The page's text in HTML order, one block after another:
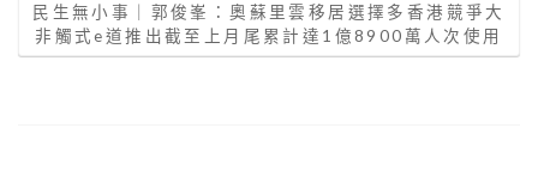
民生無小事｜郭俊峯：奧蘇里雲移居選擇多香港競爭大
非觸式e道推出截至上月尾累計達1億8900萬人次使用